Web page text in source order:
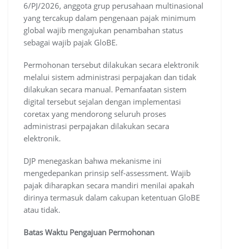
6/PJ/2026, anggota grup perusahaan multinasional
yang tercakup dalam pengenaan pajak minimum
global wajib mengajukan penambahan status
sebagai wajib pajak GloBE.
Permohonan tersebut dilakukan secara elektronik
melalui sistem administrasi perpajakan dan tidak
dilakukan secara manual. Pemanfaatan sistem
digital tersebut sejalan dengan implementasi
coretax yang mendorong seluruh proses
administrasi perpajakan dilakukan secara
elektronik.
DJP menegaskan bahwa mekanisme ini
mengedepankan prinsip self-assessment. Wajib
pajak diharapkan secara mandiri menilai apakah
dirinya termasuk dalam cakupan ketentuan GloBE
atau tidak.
Batas Waktu Pengajuan Permohonan